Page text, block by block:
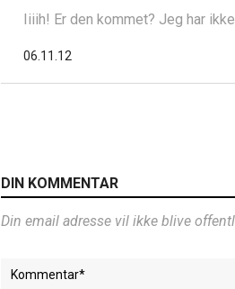
Iiiih! Er den kommet? Jeg har
06.11.12
DIN KOMMENTAR
Din email adresse vil ikke blive